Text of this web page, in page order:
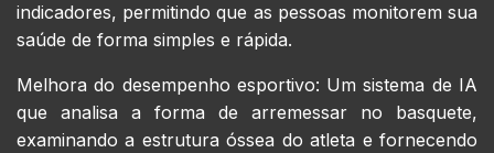
indicadores, permitindo que as pessoas monitorem sua
saúde de forma simples e rápida.
Melhora do desempenho esportivo: Um sistema de IA
que analisa a forma de arremessar no basquete,
examinando a estrutura óssea do atleta e fornecendo